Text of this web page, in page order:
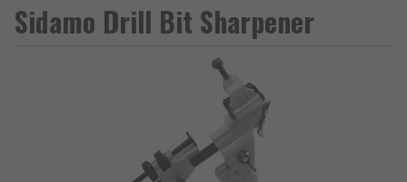
Sidamo Drill Bit Sharpener